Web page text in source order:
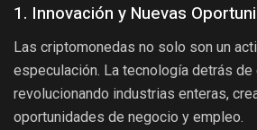
1. Innovación y Nuevas
Las criptomonedas no solo son un
especulación. La tecnología detrás
revolucionando industrias enteras,
oportunidades de negocio y empleo.